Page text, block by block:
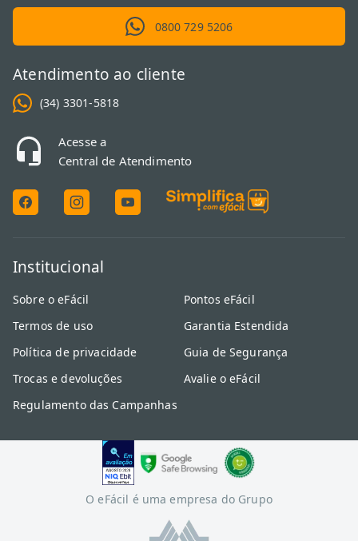
0800 729 5206
Atendimento ao cliente
(34) 3301-5818
Acesse a
Central de Atendimento
Institucional
Sobre o eFácil
Termos de uso
Política de privacidade
Trocas e devoluções
Regulamento das Campanhas
Pontos eFácil
Garantia Estendida
Guia de Segurança
Avalie o eFácil
O eFácil é uma empresa do Grupo